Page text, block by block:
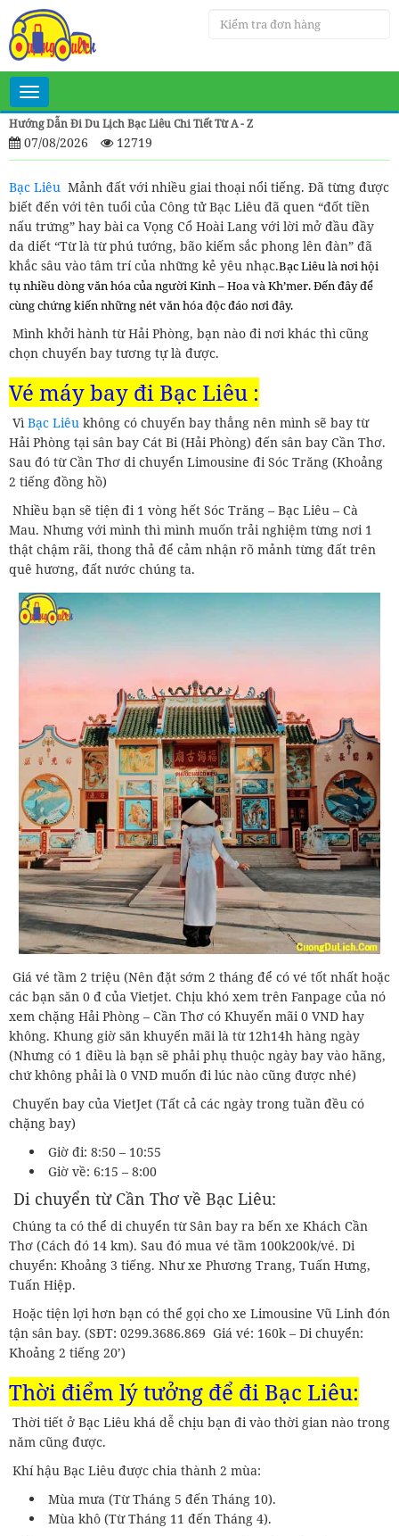
Toggle
navigation
Hướng Dẫn Đi Du Lịch Bạc Liêu Chi Tiết Từ A - Z
07/08/2026 12719
Bạc Liêu Mảnh đất với nhiều giai thoại nổi tiếng. Đã từng được
biết đến với tên tuổi của Công tử Bạc Liêu đã quen “đốt tiền
nấu trứng” hay bài ca Vọng Cổ Hoài Lang với lời mở đầu đầy
da diết “Từ là từ phú tướng, bão kiếm sắc phong lên đàn” đã
khắc sâu vào tâm trí của những kẻ yêu nhạc.Bạc Liêu là nơi hội
tụ nhiều dòng văn hóa của người Kinh – Hoa và Kh’mer. Đến đây để
cùng chứng kiến những nét văn hóa độc đáo nơi đây.
Mình khởi hành từ Hải Phòng, bạn nào đi nơi khác thì cũng
chọn chuyến bay tương tự là được.
Vé máy bay đi Bạc Liêu :
VìBạc Liêu không có chuyến bay thẳng nên mình sẽ bay từ
Hải Phòng tại sân bay Cát Bi (Hải Phòng) đến sân bay Cần Thơ.
Sau đó từ Cần Thơ di chuyển Limousine đi Sóc Trăng (Khoảng
2 tiếng đồng hồ)
Nhiều bạn sẽ tiện đi 1 vòng hết Sóc Trăng – Bạc Liêu – Cà
Mau. Nhưng với mình thì mình muốn trải nghiệm từng nơi 1
thật chậm rãi, thong thả để cảm nhận rõ mảnh từng đất trên
quê hương, đất nước chúng ta.
Giá vé tầm 2 triệu (Nên đặt sớm 2 tháng để có vé tốt nhất hoặc
các bạn săn 0 đ của Vietjet. Chịu khó xem trên Fanpage của nó
xem chặng Hải Phòng – Cần Thơ có Khuyến mãi 0 VND hay
không. Khung giờ săn khuyến mãi là từ 12h14h hàng ngày
(Nhưng có 1 điều là bạn sẽ phải phụ thuộc ngày bay vào hãng,
chứ không phải là 0 VND muốn đi lúc nào cũng được nhé)
Chuyến bay của VietJet (Tất cả các ngày trong tuần đều có
chặng bay)
Giờ đi: 8:50 – 10:55
Giờ về: 6:15 – 8:00
Di chuyển từ Cần Thơ về Bạc Liêu:
Chúng ta có thể di chuyển từ Sân bay ra bến xe Khách Cần
Thơ (Cách đó 14 km). Sau đó mua vé tầm 100k200k/vé. Di
chuyển: Khoảng 3 tiếng. Như xe Phương Trang, Tuấn Hưng,
Tuấn Hiệp.
Hoặc tiện lợi hơn bạn có thể gọi cho xe Limousine Vũ Linh đón
tận sân bay. (SĐT: 0299.3686.869 Giá vé: 160k – Di chuyển:
Khoảng 2 tiếng 20’)
Thời điểm lý tưởng để đi Bạc Liêu:
Thời tiết ở Bạc Liêu khá dễ chịu bạn đi vào thời gian nào trong
năm cũng được.
Khí hậu Bạc Liêu được chia thành 2 mùa:
Mùa mưa (Từ Tháng 5 đến Tháng 10).
Mùa khô (Từ Tháng 11 đến Tháng 4).